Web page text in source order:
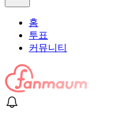
홈
투표
커뮤니티